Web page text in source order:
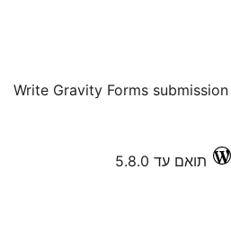
Write Gravity Forms
תואם עד 5.8.0